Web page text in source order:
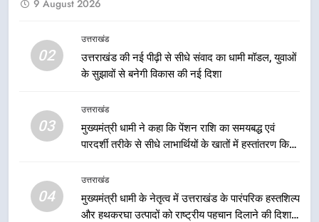
9 August 2026
02
उत्तराखंड
उत्तराखंड की नई पीढ़ी से सीधे संवाद का धामी मॉडल, युवाओं
के सुझावों से बनेगी विकास की नई दिशा
03
उत्तराखंड
मुख्यमंत्री धामी ने कहा कि पेंशन राशि का समयबद्ध एवं
पारदर्शी तरीके से सीधे लाभार्थियों के खातों में हस्तांतरण किया
लाभ मिल रहा है
04
उत्तराखंड
मुख्यमंत्री धामी के नेतृत्व में उत्तराखंड के पारंपरिक हस्तशिल्प
और हथकरघा उत्पादों को राष्ट्रीय पहचान दिलाने की दिशा में
लिए सरकार निरंतर कार्य करती रहेगी
उत्तराखंड
उत्तराखंड की नई पीढ़ी से सीधे संवाद का
धामी मॉडल, युवाओं के सुझावों से बनेगी